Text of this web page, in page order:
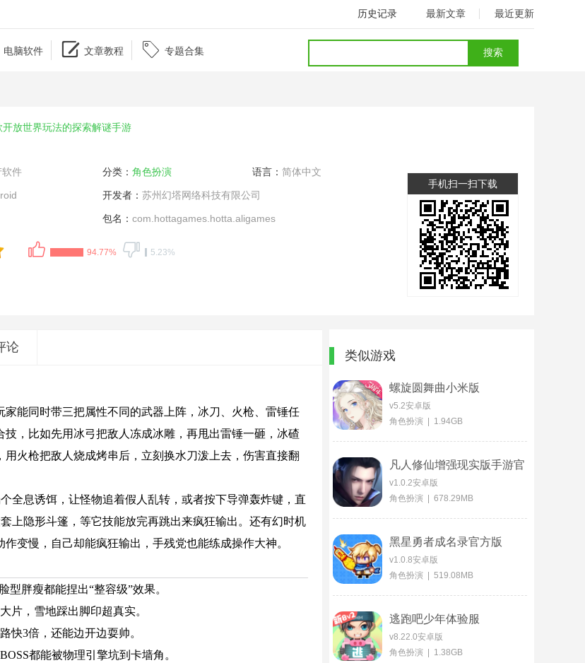
历史记录 最新文章 最近更新
电脑软件  文章教程  专题合集
开放世界玩法的探索解谜手游
软件 分类： 角色扮演 语言： 简体中文
开发者： 苏州幻塔网络科技有限公司
包名： com.hottagames.hotta.aligames
94.77% 5.23%
手机扫一扫下载
论
能同时带三把属性不同的武器上阵，冰刀、火枪、雷锤任
，比如先用冰弓把敌人冻成冰雕，再甩出雷锤一砸，冰碴
火枪把敌人烧成烤串后，立刻换水刀泼上去，伤害直接翻
全息诱饵，让怪物追着假人乱转，或者按下导弹轰炸键，直
上隐形斗篷，等它技能放完再跳出来疯狂输出。还有幻时机
变慢，自己却能疯狂输出，手残党也能练成操作大神。
胖瘦都能捏出“整容级”效果。
片，雪地踩出脚印超真实。
快3倍，还能边开边耍帅。
都能被物理引擎坑到卡墙角。
类似游戏
螺旋圆舞曲小米版
v5.2安卓版
角色扮演 | 1.94GB
凡人修仙增强现实版手游官
方版
v1.0.2安卓版
角色扮演 | 678.29MB
黑星勇者成名录官方版
v1.0.8安卓版
角色扮演 | 519.08MB
逃跑吧少年体验服
v8.22.0安卓版
角色扮演 | 1.38GB